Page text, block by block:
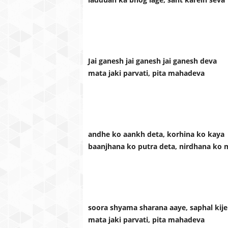
Jai ganesh jai ganesh jai ganesh deva
mata jaki parvati, pita mahadeva
andhe ko aankh deta, korhina ko kaya
baanjhana ko putra deta, nirdhana ko
soora shyama sharana aaye, saphal
mata jaki parvati, pita mahadeva